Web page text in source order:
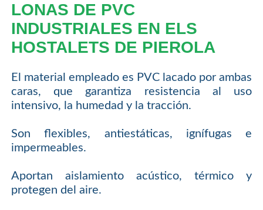
LONAS DE PVC
INDUSTRIALES EN ELS
HOSTALETS DE PIEROLA
El material empleado es PVC lacado por ambas
caras, que garantiza resistencia al uso
intensivo, la humedad y la tracción.
Son flexibles, antiestáticas, ignífugas e
impermeables.
Aportan aislamiento acústico, térmico y
protegen del aire.